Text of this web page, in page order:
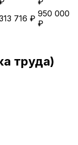
716 ₽ 950 000
₽
труда)